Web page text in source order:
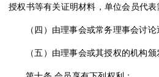
授权书等有关证明材料，单位会员代表
（四）由理事会或常务理事会讨论
（五）由理事会或其授权的机构颁